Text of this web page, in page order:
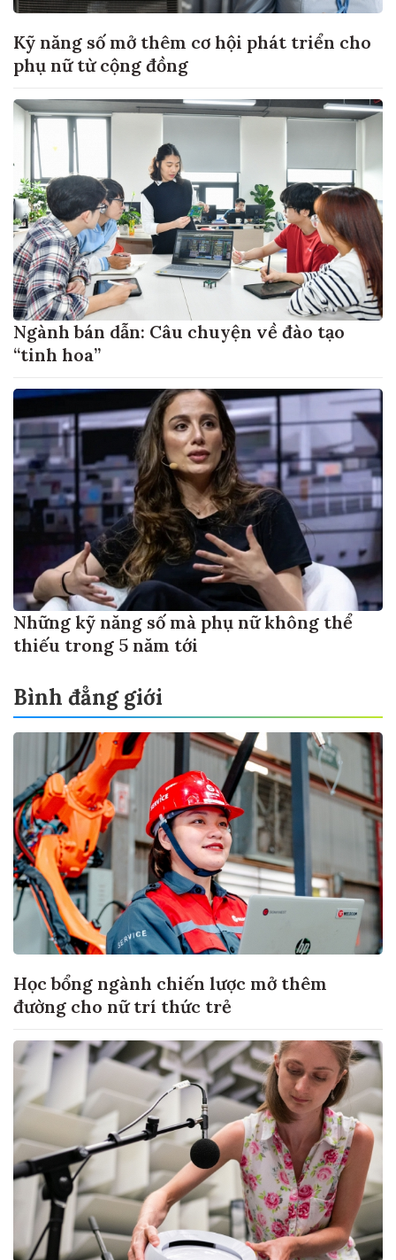
Kỹ năng số mở thêm cơ hội phát triển cho
phụ nữ từ cộng đồng
Ngành bán dẫn: Câu chuyện về đào tạo
“tinh hoa”
Những kỹ năng số mà phụ nữ không thể
thiếu trong 5 năm tới
Bình đẳng giới
Học bổng ngành chiến lược mở thêm
đường cho nữ trí thức trẻ